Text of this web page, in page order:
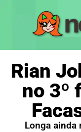
Rian
no 3º
Longa ainda